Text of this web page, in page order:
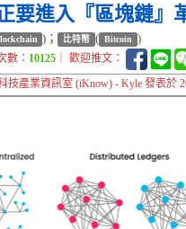
要進入『區塊鏈』
)； 比特幣 ( Bitcoin )
數： 10125 ｜ 歡迎推文：
技產業資訊室 (iKnow) - Kyle 發表於